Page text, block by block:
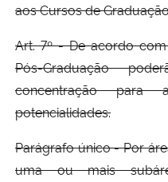
aos Cursos de
Art. 7º - De acordo
Pós-Graduação
concentração para
potencialidades.
Parágrafo único - Por
uma ou mais